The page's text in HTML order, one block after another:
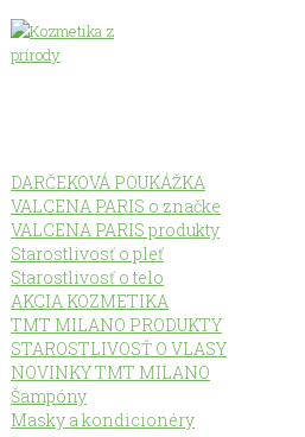
DARČEKOVÁ POUKÁŽKA
VALCENA PARIS o značke
VALCENA PARIS produkty
Starostlivosť o pleť
Starostlivosť o telo
AKCIA KOZMETIKA
TMT MILANO PRODUKTY
STAROSTLIVOSŤ O VLASY
NOVINKY TMT MILANO
Šampóny
Masky a kondicionéry